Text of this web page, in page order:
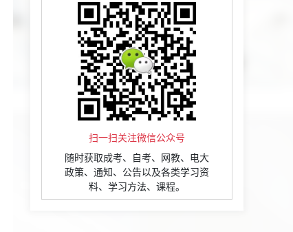
扫一扫关注微信公众号
随时获取成考、自考、网教、电大
政策、通知、公告以及各类学习资
料、学习方法、课程。